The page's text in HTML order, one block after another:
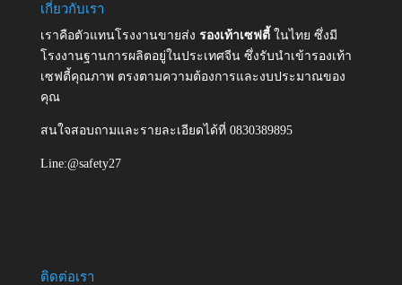
เกี่ยวกับเรา
เราคือตัวแทนโรงงานขายส่ง รองเท้าเซฟตี้ ในไทย ซึ่งมี
โรงงานฐานการผลิตอยู่ในประเทศจีน ซึ่งรับนำเข้ารองเท้า
เซฟตี้คุณภาพ ตรงตามความต้องการและงบประมาณของ
คุณ
สนใจสอบถามและรายละเอียดได้ที่ 0830389895
Line:@safety27
ติดต่อเรา